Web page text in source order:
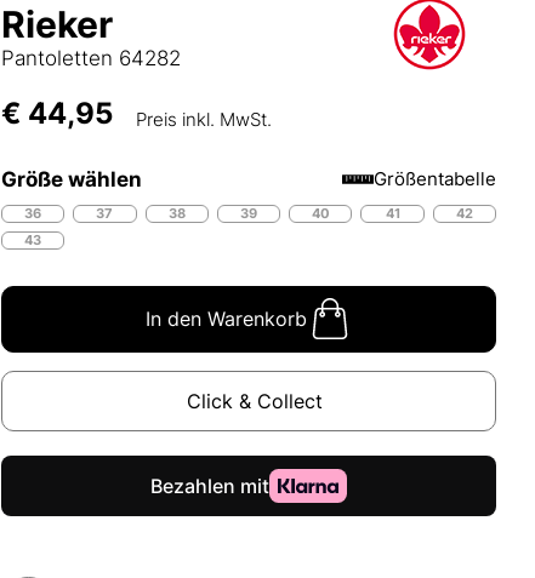
Rieker
Pantoletten 64282
€ 44,95 Preis inkl. MwSt.
Größe wählen Größentabelle
36 37 38 39 40 41
42
43
In den Warenkorb
Click & Collect